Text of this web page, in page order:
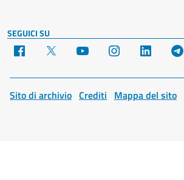
SEGUICI SU
Facebook YouTube Instagram LinkedIn
Sito di archivio Crediti Mappa del sito